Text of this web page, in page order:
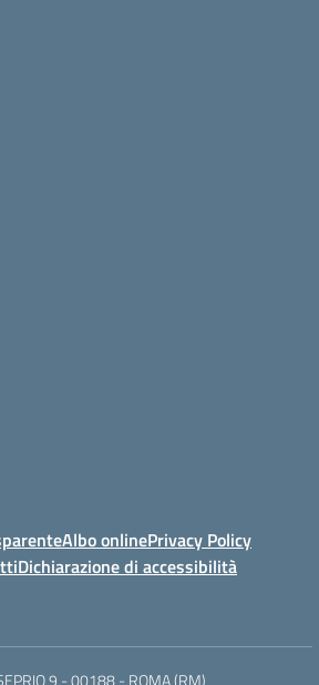
Albo onlinePrivacy Policy
Dichiarazione di accessibilità
9 - 00188 - ROMA (RM)